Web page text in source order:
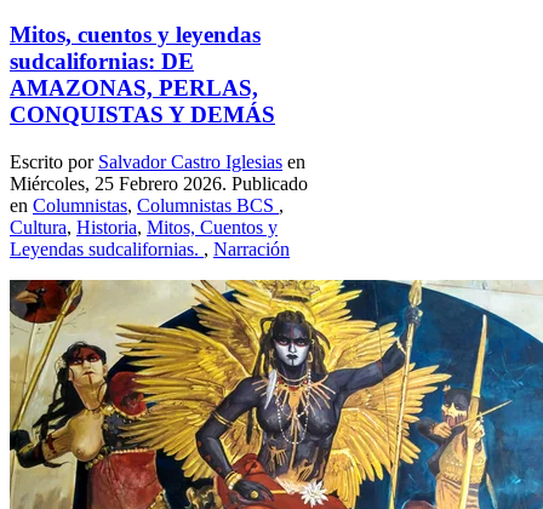
Mitos, cuentos y leyendas
sudcalifornias: DE
AMAZONAS, PERLAS,
CONQUISTAS Y DEMÁS
Escrito por Salvador Castro Iglesias en
Miércoles, 25 Febrero 2026. Publicado
en Columnistas, Columnistas BCS ,
Cultura, Historia, Mitos, Cuentos y
Leyendas sudcalifornias. , Narración